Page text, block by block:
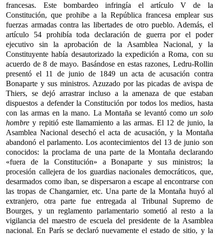
francesas. Este bombardeo infringía el artículo V de la
Constitución, que prohibe a la República francesa emplear sus
fuerzas armadas contra las libertades de otro pueblo. Además, el
artículo 54 prohibía toda declaración de guerra por el poder
ejecutivo sin la aprobación de la Asamblea Nacional, y la
Constituyente había desautorizado la expedición a Roma, con su
acuerdo de 8 de mayo. Basándose en estas razones, Ledru-Rollin
presentó el 11 de junio de 1849 un acta de acusación contra
Bonaparte y sus ministros. Azuzado por las picadas de avispa de
Thiers, se dejó arrastrar incluso a la amenaza de que estaban
dispuestos a defender la Constitución por todos los medios, hasta
con las armas en la mano. La Montaña se levantó como un solo
hombrey repitió este llamamiento a las armas. El 12 de junio, la
Asamblea Nacional desechó el acta de acusación, y la Montaña
abandonó el parlamento. Los acontecimientos del 13 de junio son
conocidos: la proclama de una parte de la Montaña declarando
«fuera de la Constitución» a Bonaparte y sus ministros; la
procesión callejera de los guardias nacionales democráticos, que,
desarmados como iban, se dispersaron a escape al encontrarse con
las tropas de Changarnier, etc. Una parte de la Montaña huyó al
extranjero, otra parte fue entregada al Tribunal Supremo de
Bourges, y un reglamento parlamentario sometió al resto a la
vigilancia del maestro de escuela del presidente de la Asamblea
nacional. En París se declaró nuevamente el estado de sitio, y la